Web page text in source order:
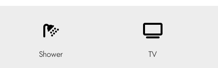
Shower TV